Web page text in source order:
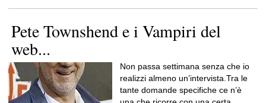
Pete Townshend e i Vampiri del
web...
Non passa settimana senza che io
realizzi almeno un’intervista.Tra le
tante domande specifiche ce n’è